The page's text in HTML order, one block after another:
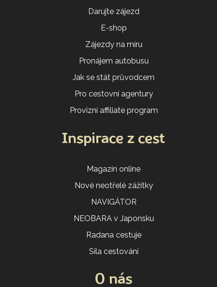
Darujte zájezd
E-shop
Zájezdy na míru
Pronájem autobusu
Jak se stát průvodcem
Pro cestovní agentury
Provizní affiliate program
Inspirace z cest
Magazín online
Nové neotřelé zážitky
NAVIGÁTOR
NEOBARA v Japonsku
Radana cestuje
Síla cestování
O nás